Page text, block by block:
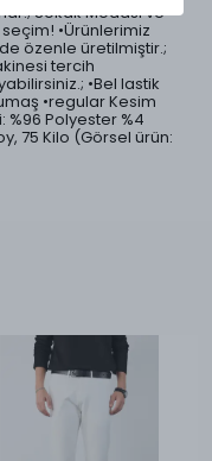
Sokak Modası ve
•Ürünlerimiz
özenle üretilmiştir.;
tercih
•Bel lastik
•regular Kesim
%96 Polyester %4
75 Kilo (Görsel ürün: